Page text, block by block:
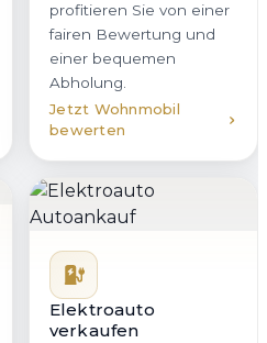
profitieren Sie von einer
fairen Bewertung und
einer bequemen
Abholung.
Jetzt Wohnmobil
bewerten
Elektroauto
verkaufen